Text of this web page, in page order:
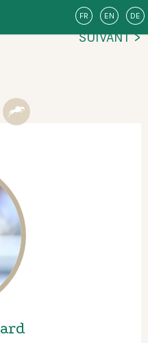
FR EN DE
SUIVANT >